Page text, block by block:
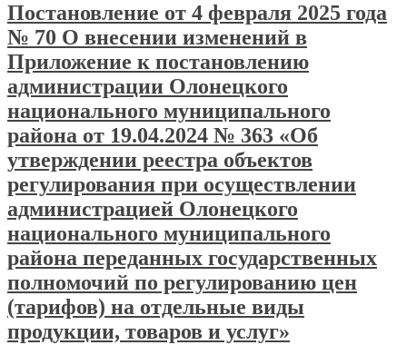
Постановление от 4 февраля 2025 года
№ 70 О внесении изменений в
Приложение к постановлению
администрации Олонецкого
национального муниципального
района от 19.04.2024 № 363 «Об
утверждении реестра объектов
регулирования при осуществлении
администрацией Олонецкого
национального муниципального
района переданных государственных
полномочий по регулированию цен
(тарифов) на отдельные виды
продукции, товаров и услуг»